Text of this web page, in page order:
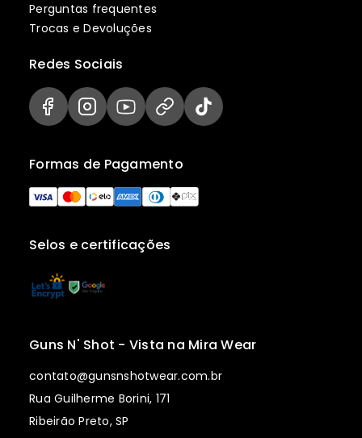
Perguntas frequentes
Trocas e Devoluções
Selos e certificações
Formas de Pagamento
Redes Sociais
Guns N' Shot - Vista na Mira Wear
contato@gunsnshotwear.com.br
Rua Guilherme Borini, 171
Ribeirão Preto, SP